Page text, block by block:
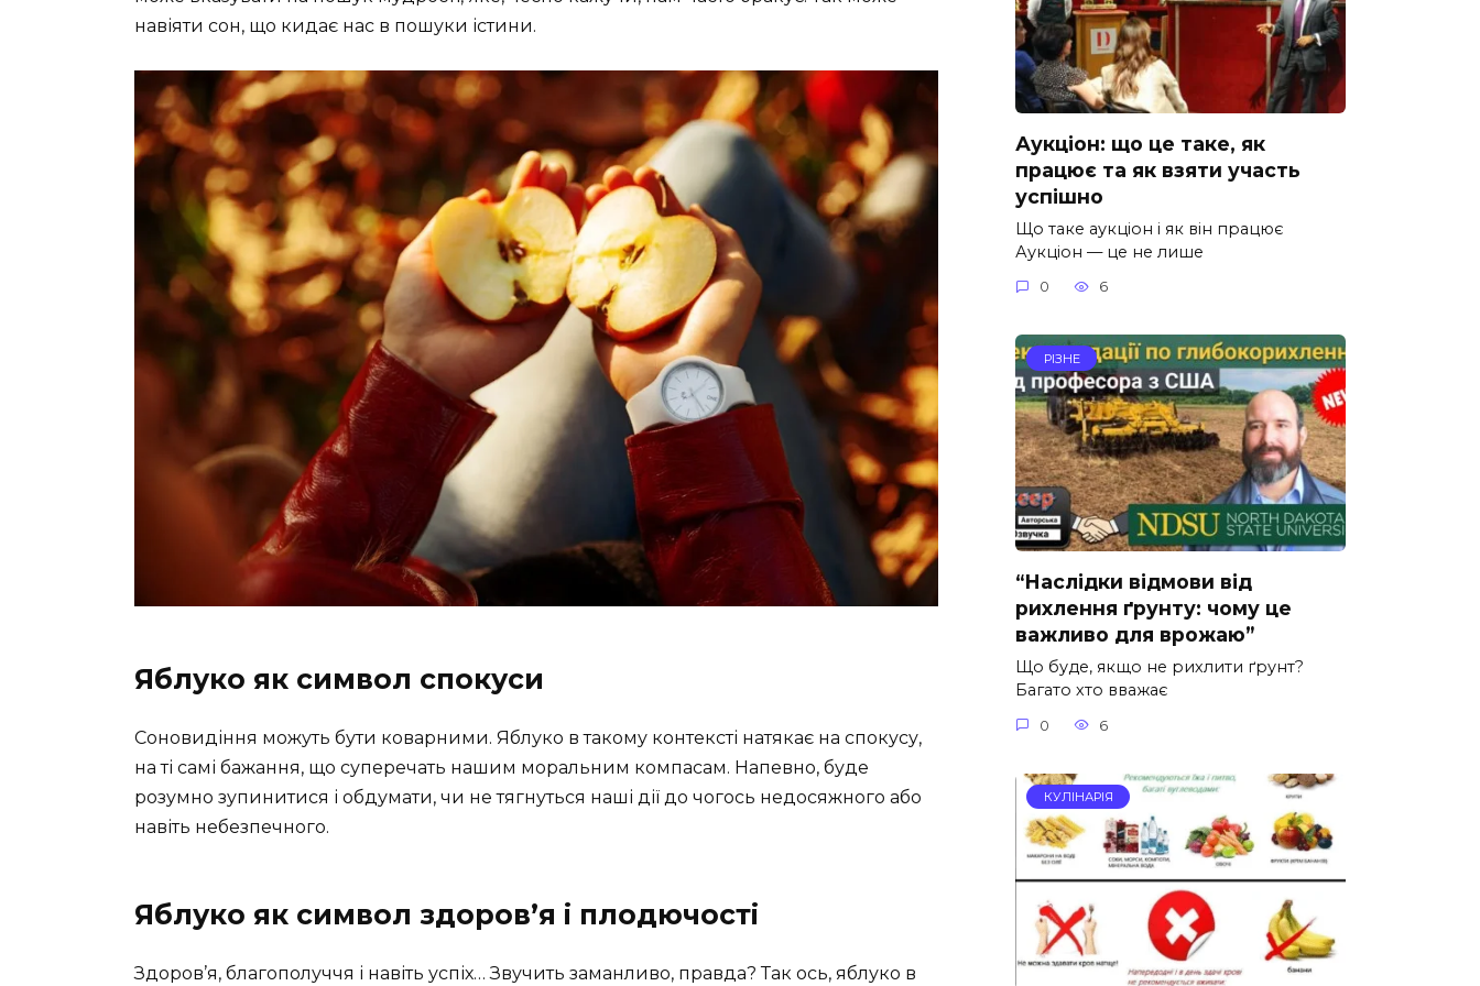
навіяти сон, що кидає нас в пошуки істини.
Яблуко як символ спокуси
Соновидіння можуть бути коварними. Яблуко в такому контексті натякає на спокусу,
на ті самі бажання, що суперечать нашим моральним компасам. Напевно, буде
розумно зупинитися і обдумати, чи не тягнуться наші дії до чогось недосяжного або
навіть небезпечного.
Яблуко як символ здоров’я і плодючості
Здоров’я, благополуччя і навіть успіх… Звучить заманливо, правда? Так ось, яблуко в
Аукціон: що це таке, як
працює та як взяти участь
успішно
Що таке аукціон і як він працює
Аукціон — це не лише
0 6
РІЗНЕ
“Наслідки відмови від
рихлення ґрунту: чому це
важливо для врожаю”
Що буде, якщо не рихлити ґрунт?
Багато хто вважає
0 6
КУЛІНАРІЯ